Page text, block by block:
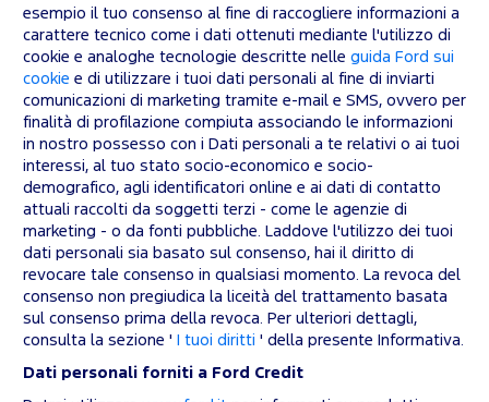
esempio il tuo consenso al fine di raccogliere informazioni a
carattere tecnico come i dati ottenuti mediante l'utilizzo di
cookie e analoghe tecnologie descritte nelle guida Ford sui
cookie e di utilizzare i tuoi dati personali al fine di inviarti
comunicazioni di marketing tramite e-mail e SMS, ovvero per
finalità di profilazione compiuta associando le informazioni
in nostro possesso con i Dati personali a te relativi o ai tuoi
interessi, al tuo stato socio-economico e socio-
demografico, agli identificatori online e ai dati di contatto
attuali raccolti da soggetti terzi - come le agenzie di
marketing - o da fonti pubbliche. Laddove l'utilizzo dei tuoi
dati personali sia basato sul consenso, hai il diritto di
revocare tale consenso in qualsiasi momento. La revoca del
consenso non pregiudica la liceità del trattamento basata
sul consenso prima della revoca. Per ulteriori dettagli,
consulta la sezione ' I tuoi diritti ' della presente Informativa.
Dati personali forniti a Ford Credit